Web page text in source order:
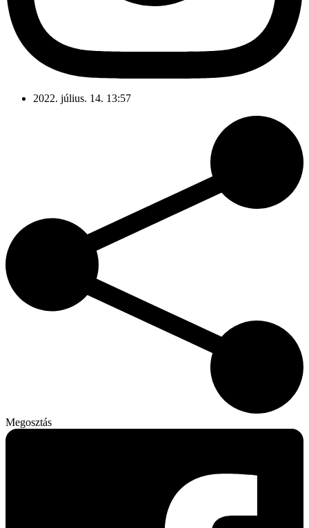
2022. július. 14. 13:57
Megosztás